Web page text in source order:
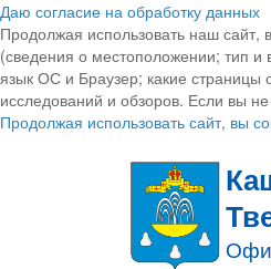
Даю согласие на обработку данных
Продолжая использовать наш сайт,
(сведения о местоположении; тип и
язык ОС и Браузер; какие страницы
исследований и обзоров. Если вы
Продолжая использовать сайт, вы